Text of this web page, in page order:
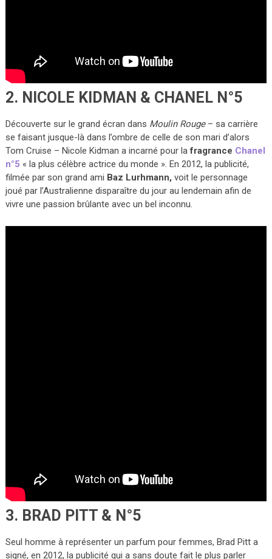
2. NICOLE KIDMAN & CHANEL N°5
Découverte sur le grand écran dans Moulin Rouge– sa carrière
se faisant jusque-là dans l’ombre de celle de son mari d’alors
Tom Cruise – Nicole Kidman a incarné pour lafragrance Chanel
n°5 « la plus célèbre actrice du monde ». En 2012, la publicité,
filmée par son grand ami Baz Lurhmann, voit le personnage
joué par l’Australienne disparaître du jour au lendemain afin de
vivre une passion brûlante avec un bel inconnu.
3. BRAD PITT & N°5
Seul homme à représenter un parfum pour femmes, Brad Pitt a
signé, en 2012, la publicité qui a sans doute fait le plus parler